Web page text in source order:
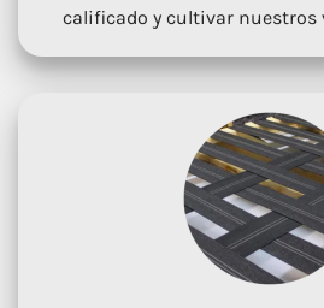
calificado y cultivar nuestros